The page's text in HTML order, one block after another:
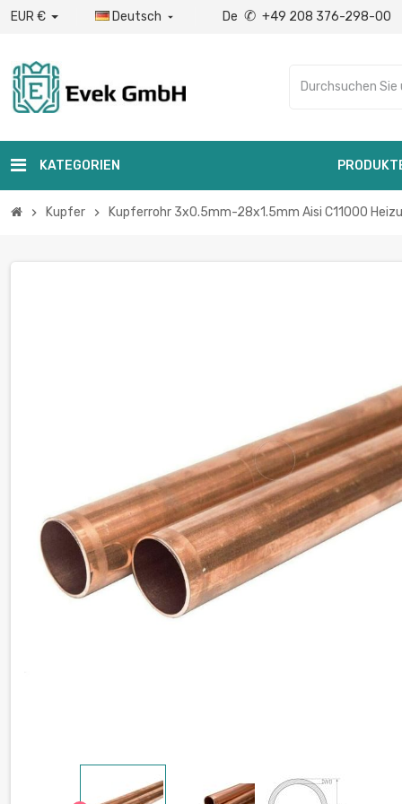
EUR € Deutsch  De ✆ +49 208 376-298-00
KATEGORIEN
chevron_right Kupfer chevron_right Kupferrohr 3x0.5mm-28x1.5mm Aisi C11000